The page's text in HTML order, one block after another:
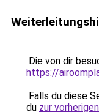
Die von dir
https://
Falls du diese
du zur